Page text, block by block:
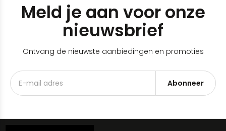
Meld je aan voor onze
nieuwsbrief
Ontvang de nieuwste aanbiedingen en promoties
Abonneer